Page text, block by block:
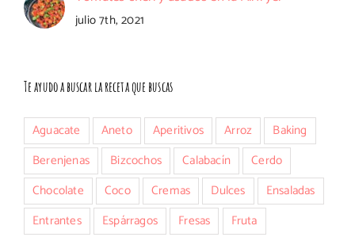
julio 7th, 2021
Te ayudo a buscar la receta que buscas
Aguacate Aneto Aperitivos Arroz
Baking
Berenjenas
Bizcochos Calabacín
Cerdo
Chocolate
Coco Cremas Dulces
Ensaladas
Entrantes
Espárragos Fresas
Fruta